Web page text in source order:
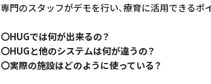
専門のスタッフがデモを行い、療育に活用できるポ
〇HUGでは何が出来るの？
〇HUGと他のシステムは何が違うの？
〇実際の施設はどのように使っている？